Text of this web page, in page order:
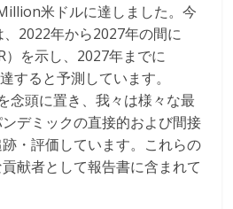
米ドルに達しました。今
2022年から2027年の間に
）を示し、2027年までに
すると予測しています。
念頭に置き、我々は様々な最
デミックの直接的および間接
・評価しています。これらの
献者として報告書に含まれて